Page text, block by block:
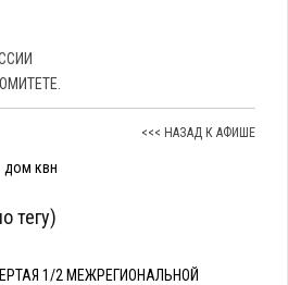
<<< НАЗАД К АФИШЕ
дом квн
тегу)
1/2 МЕЖРЕГИОНАЛЬНОЙ